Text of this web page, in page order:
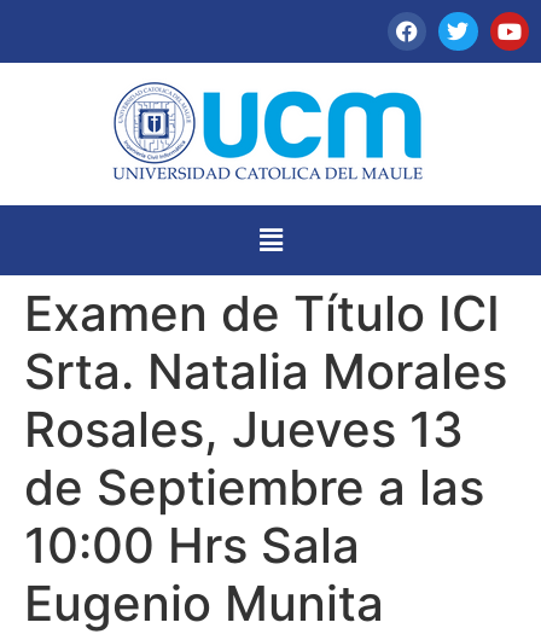
Examen de Título ICI
Srta. Natalia Morales
Rosales, Jueves 13
de Septiembre a las
10:00 Hrs Sala
Eugenio Munita